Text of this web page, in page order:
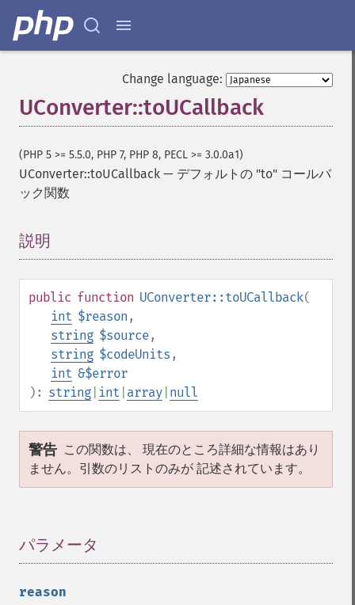
Change language:
UConverter::toUCallback
(PHP 5 >= 5.5.0, PHP 7, PHP 8, PECL >= 3.0.0a1)
UConverter::toUCallback — デフォルトの "to" コールバ
ック関数
説明
public function UConverter::toUCallback(
int $reason ,
string $source,
string $codeUnits ,
int &$error
): string int array null
警告 この関数は、 現在のところ詳細な情報はあり
ません。引数のリストのみが 記述されています。
パラメータ
reason